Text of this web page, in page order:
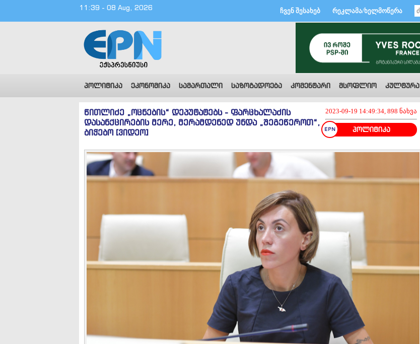
11:39 - 08 Aug, 2026 ჩვენ შესახებ რეკლამა/ხელმოწერა
პოლიტიკა ეკონომიკა სამართალი საზოგადოება კომენტარი მსოფლიო კულტურა
2023-09-19 14:49:34, 898 ნახვა
პოლიტიკა
წითლიძე „ოცნების“ დეპუტატებს - ფარცხალაძის
დასანქცირების მერე, მერამდენედ უნდა „შეგეწეროთ“,
ბიჭებო [ვიდეო]